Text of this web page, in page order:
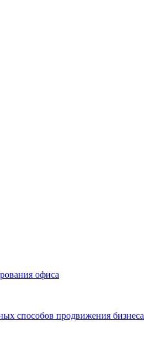
офиса
способов продвижения бизнеса